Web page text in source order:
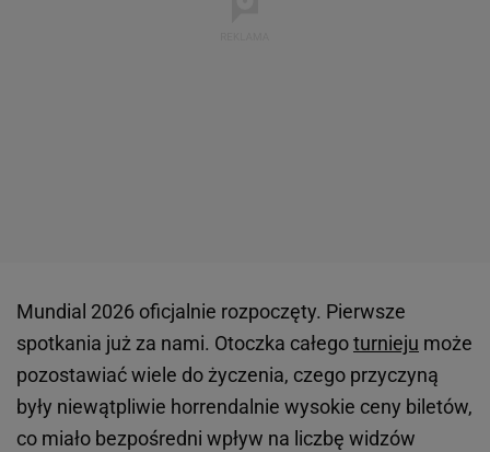
Mundial 2026 oficjalnie rozpoczęty. Pierwsze
spotkania już za nami. Otoczka całegoturnieju może
pozostawiać wiele do życzenia, czego przyczyną
były niewątpliwie horrendalnie wysokie ceny biletów,
co miało bezpośredni wpływ na liczbę widzów